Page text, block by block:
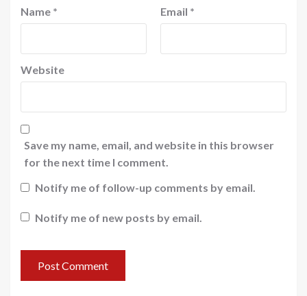
Name * Email *
Website
Save my name, email, and website in this browser
for the next time I comment.
Notify me of follow-up comments by email.
Notify me of new posts by email.